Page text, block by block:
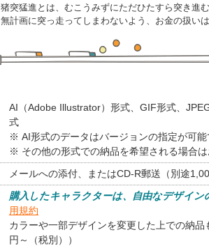
猪突猛進とは、むこうみずにただひたすら突き進
無計画に突っ走ってしまわないよう、お金の扱い
AI（Adobe Illustrator）形式、GIF形式、
式
※ AI形式のデータはバージョンの指定が可能
※ その他の形式での納品を希望される場合
メールへの添付、またはCD-R郵送（別途
購入したキャラクターは、自由なデザイン
用規約
カラーや一部デザインを変更した上での納
円～（税別））